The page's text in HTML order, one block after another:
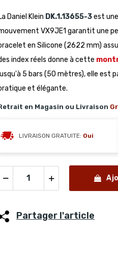
Daniel Klein DK.1.13655-3est
VX9JE1 garantit une
en Silicone (2622 mm)
index réels donne à cette
5 bars (50 mètres), elle est
et élégante.
en Magasin ou Livraison
LIVRAISON GRATUITE: Oui
Partager l'article